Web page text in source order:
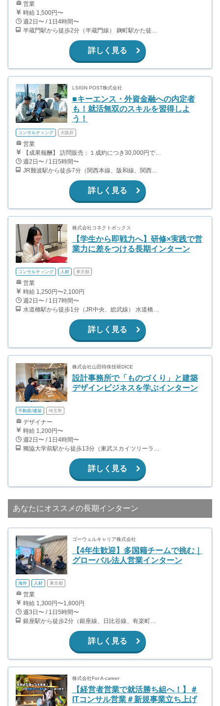
営業
時給 1,500円〜
週2日〜 / 1日4時間〜
半蔵門駅から徒歩2分（半蔵門線） 麹町駅かた徒歩10分（有楽町線）
詳しく見る
LSIGN POST株式会社
■キーエンス・外資金融への内定者
も！就活無双のスキルを習得しよ
う！
コンサルティング 大阪府
営業
【成果報酬】 訪問販売：１成約につき30,000円です。 例えば、光インターネットの成約であれば、平均的に2.5日で1件の契約が見込めます。（12,000円/1日6時間稼働） ＜月収例＞月に100万以上稼ぐ方もいます！ ・月5件成約：150,000円 ・月15件成約：450,000円 ・月30成約：900,000円➕マネジメントインセンティブ300,000円 合計1,200,000円 時給換算で2,000円程度が、平均的なインターン生の報酬となっています。
週2日〜 / 1日5時間〜
JR難波駅から徒歩7分（関西本線、阪和線、関西空港線） 大阪難波駅から徒歩13分（近鉄奈良線、阪神なんば線） 桜川駅から徒歩4分（大阪メトロ千日前線、阪神なんば線）
詳しく見る
株式会社コネクトボックス
【学生から即戦力へ】研修×実践で営
業力に差をつける長期インターン
コンサルティング 人材 東京都
営業
時給 1,250円〜2,100円
週2日〜 / 1日7時間〜
水道橋駅から徒歩1分（JR中央、総武線） 水道橋駅から徒歩6分（都営三田線）
詳しく見る
株式会社山田特殊技研DICE
設計事務所で「ものづくり」と建築
デザインビジネスを学ぶインターン
不動産/建築 埼玉県
デザイナー
時給 1,200円〜
週2日〜 / 1日4時間〜
獨協大学前駅から徒歩13分（東武スカイツリーライン、東武伊勢崎線、東武日光線、鬼怒川線）
詳しく見る
あなたにオススメの長期インターン
ゴーウェルキャリア株式会社
【4年生歓迎】多国籍チームで挑む｜
グローバル法人営業インターン
海外 人材 東京都
営業
時給 1,300円〜1,800円
週3日〜 / 1日5時間〜
銀座駅から徒歩2分（銀座線、日比谷線、有楽町線、丸ノ内線） 有楽町駅から徒歩8分（山手線、京浜東北線、有楽町線） 東銀座駅から徒歩2分（日比谷線、都営浅草線） 銀座一丁目駅から徒歩3分（有楽町線）
詳しく見る
株式会社For A-career
【経営者営業で就活勝ち組へ！】＃
ITコンサル営業＃新規事業立ち上げ